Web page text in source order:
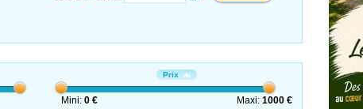
Prix
Mini: 0 € Maxi:1000 €